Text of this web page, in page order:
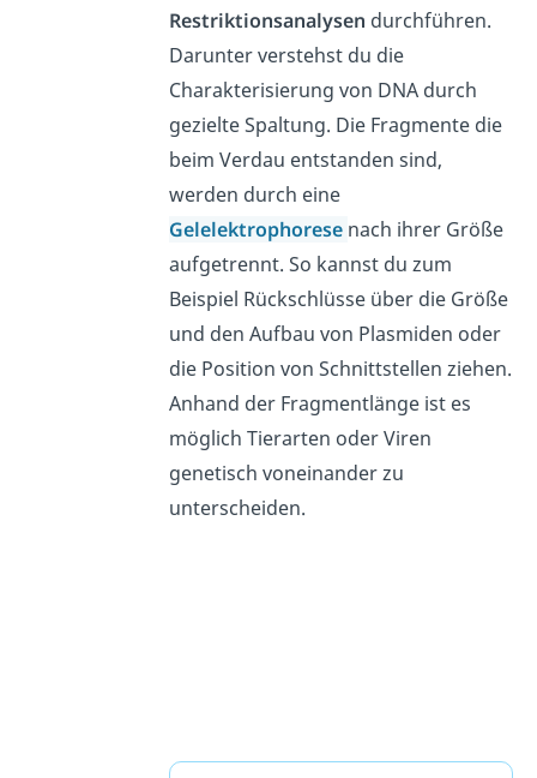
Restriktionsanalysen durchführen.
Darunter verstehst du die
Charakterisierung von DNA durch
gezielte Spaltung. Die Fragmente die
beim Verdau entstanden sind,
werden durch eine
Gelelektrophorese nach ihrer Größe
aufgetrennt. So kannst du zum
Beispiel Rückschlüsse über die Größe
und den Aufbau von Plasmiden oder
die Position von Schnittstellen ziehen.
Anhand der Fragmentlänge ist es
möglich Tierarten oder Viren
genetisch voneinander zu
unterscheiden.